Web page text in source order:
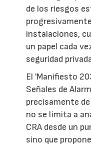
de los riesgos
instalaciones,
un papel cada
seguridad
El 'Manifiesto
Señales de
precisamente
no se limita a
CRA desde un
sino que